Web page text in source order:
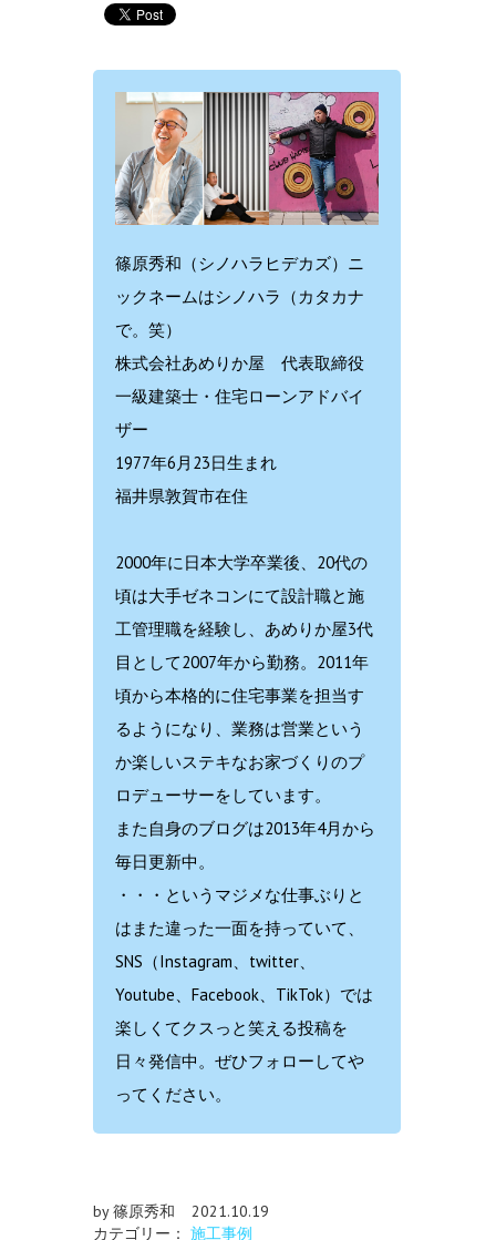
篠原秀和（シノハラヒデカズ）ニ
ックネームはシノハラ（カタカナ
で。笑）
株式会社あめりか屋 代表取締役
一級建築士・住宅ローンアドバイ
ザー
1977年6月23日生まれ
福井県敦賀市在住
2000年に日本大学卒業後、20代の
頃は大手ゼネコンにて設計職と施
工管理職を経験し、あめりか屋3代
目として2007年から勤務。2011年
頃から本格的に住宅事業を担当す
るようになり、業務は営業という
か楽しいステキなお家づくりのプ
ロデューサーをしています。
また自身のブログは2013年4月から
毎日更新中。
・・・というマジメな仕事ぶりと
はまた違った一面を持っていて、
SNS（Instagram、twitter、
Youtube、Facebook、TikTok）では
楽しくてクスっと笑える投稿を
日々発信中。ぜひフォローしてや
ってください。
by 篠原秀和
2021.10.19
カテゴリー： 施工事例